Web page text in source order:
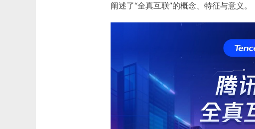
阐述了“全真互联”的概念、特征与意义。